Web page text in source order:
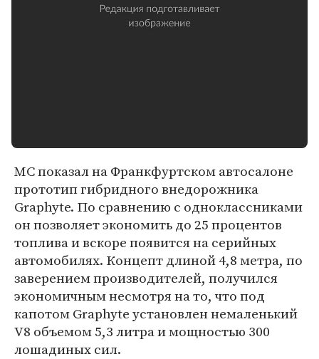
MC показал на Франкфуртском автосалоне
прототип гибридного внедорожника
Graphyte. По сравнению с одноклассниками
он позволяет экономить до 25 процентов
топлива и вскоре появится на серийных
автомобилях. Концепт длиной 4,8 метра, по
заверением производителей, получился
экономичным несмотря на то, что под
капотом Graphyte установлен немаленький
V8 объемом 5,3 литра и мощностью 300
лошадиных сил.